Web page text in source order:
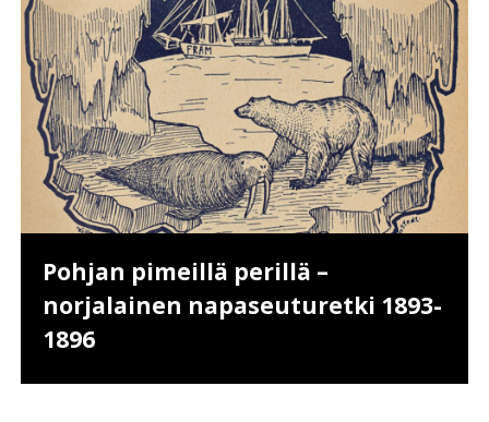
Pohjan pimeillä perillä –
norjalainen napaseuturetki 1893-
1896